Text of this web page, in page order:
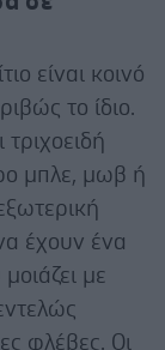
είναι κοινό
το ίδιο.
μπλε, μωβ ή
έχουν ένα
με
φλέβες. Οι